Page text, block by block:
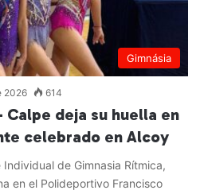
Gimnásia
2026 614
deja su huella en
celebrado en Alcoy
de Gimnasia Rítmica,
en el Polideportivo Francisco